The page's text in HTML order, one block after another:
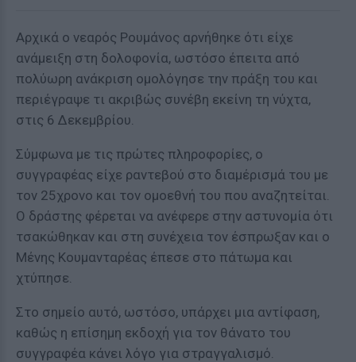
Αρχικά ο νεαρός Ρουμάνος αρνήθηκε ότι είχε
ανάμειξη στη δολοφονία, ωστόσο έπειτα από
πολύωρη ανάκριση ομολόγησε την πράξη του και
περιέγραψε τι ακριβώς συνέβη εκείνη τη νύχτα,
στις 6 Δεκεμβρίου.
Σύμφωνα με τις πρώτες πληροφορίες, ο
συγγραφέας είχε ραντεβού στο διαμέρισμά του με
τον 25χρονο και τον ομοεθνή του που αναζητείται.
Ο δράστης φέρεται να ανέφερε στην αστυνομία ότι
τσακώθηκαν και στη συνέχεια τον έσπρωξαν και ο
Μένης Κουμανταρέας έπεσε στο πάτωμα και
χτύπησε.
Στο σημείο αυτό, ωστόσο, υπάρχει μια αντίφαση,
καθώς η επίσημη εκδοχή για τον θάνατο του
συγγραφέα κάνει λόγο για στραγγαλισμό.